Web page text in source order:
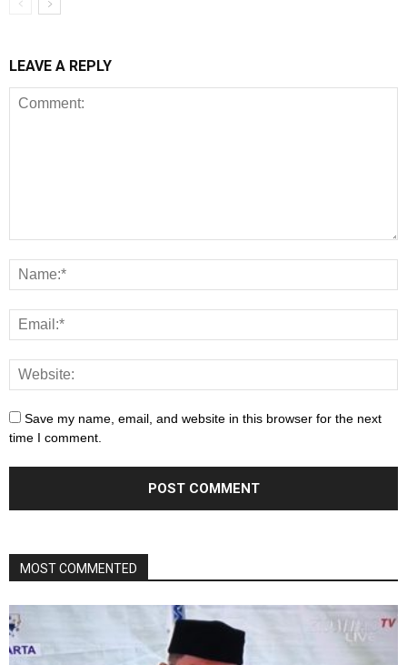
LEAVE A REPLY
Save my name, email, and website in this browser for the next
time I comment.
MOST COMMENTED